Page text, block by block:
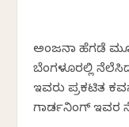
ಅಂಜನಾ ಹೆಗಡೆ
ಬೆಂಗಳೂರಲ್ಲಿ
ಇವರು ಪ್ರಕಟಿತ
ಗಾರ್ಡನಿಂಗ್ ಇವರ